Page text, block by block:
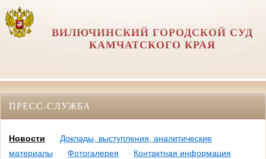
ВИЛЮЧИНСКИЙ ГОРОДСКОЙ СУД
КАМЧАТСКОГО КРАЯ
ПРЕСС-СЛУЖБА
Новости
Доклады, выступления, аналитические
материалы
Фотогалерея
Контактная информация